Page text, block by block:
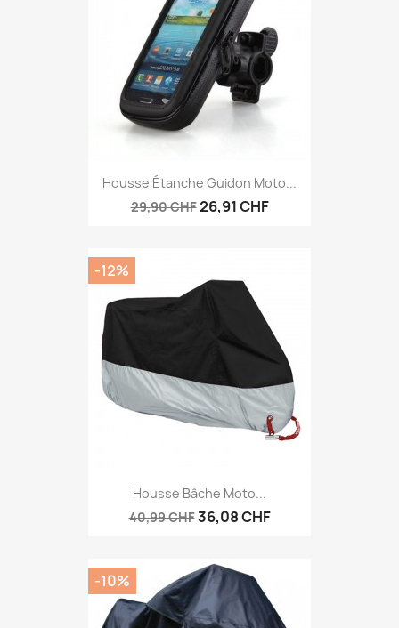
Housse Étanche Guidon Moto...
29,90 CHF26,91 CHF
Housse Bâche Moto...
40,99 CHF36,08 CHF
-12%
-10%